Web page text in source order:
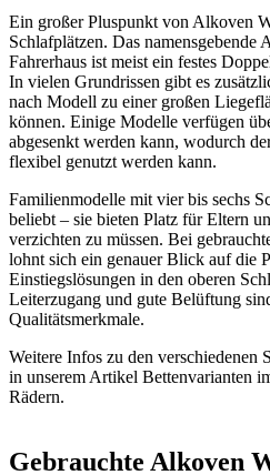
Ein großer Pluspunkt von Alkoven
Schlafplätzen. Das namensgebende
Fahrerhaus ist meist ein festes
In vielen Grundrissen gibt es
nach Modell zu einer großen
können. Einige Modelle verfügen
abgesenkt werden kann, wodurch
flexibel genutzt werden kann.
Familienmodelle mit vier bis sechs
beliebt – sie bieten Platz für Eltern
verzichten zu müssen. Bei
lohnt sich ein genauer Blick auf die
Einstiegslösungen in den oberen
Leiterzugang und gute Belüftung
Qualitätsmerkmale.
Weitere Infos zu den verschiedenen
in unserem Artikel Bettenvarianten
Rädern.
Gebrauchte Alkoven